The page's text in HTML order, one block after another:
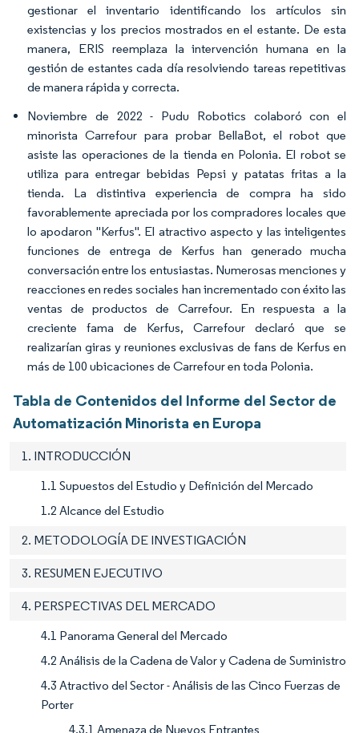
gestionar el inventario identificando los artículos sin
existencias y los precios mostrados en el estante. De esta
manera, ERIS reemplaza la intervención humana en la
gestión de estantes cada día resolviendo tareas repetitivas
de manera rápida y correcta.
Noviembre de 2022 - Pudu Robotics colaboró con el
minorista Carrefour para probar BellaBot, el robot que
asiste las operaciones de la tienda en Polonia. El robot se
utiliza para entregar bebidas Pepsi y patatas fritas a la
tienda. La distintiva experiencia de compra ha sido
favorablemente apreciada por los compradores locales que
lo apodaron "Kerfus". El atractivo aspecto y las inteligentes
funciones de entrega de Kerfus han generado mucha
conversación entre los entusiastas. Numerosas menciones y
reacciones en redes sociales han incrementado con éxito las
ventas de productos de Carrefour. En respuesta a la
creciente fama de Kerfus, Carrefour declaró que se
realizarían giras y reuniones exclusivas de fans de Kerfus en
más de 100 ubicaciones de Carrefour en toda Polonia.
Tabla de Contenidos del Informe del Sector de
Automatización Minorista en Europa
1. INTRODUCCIÓN
1.1 Supuestos del Estudio y Definición del Mercado
1.2 Alcance del Estudio
2. METODOLOGÍA DE INVESTIGACIÓN
3. RESUMEN EJECUTIVO
4. PERSPECTIVAS DEL MERCADO
4.1 Panorama General del Mercado
4.2 Análisis de la Cadena de Valor y Cadena de Suministro
4.3 Atractivo del Sector - Análisis de las Cinco Fuerzas de
Porter
4.3.1 Amenaza de Nuevos Entrantes